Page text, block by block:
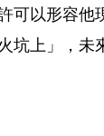
可以形容他
坑上」，未